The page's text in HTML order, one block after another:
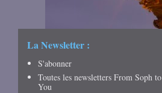
La Newsletter :
S'abonner
Toutes les newsletters From Soph to
You